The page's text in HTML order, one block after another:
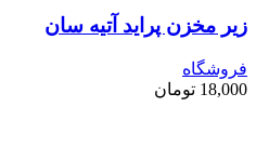
زیر مخزن پراید آتیه سان
فروشگاه
18,000 تومان